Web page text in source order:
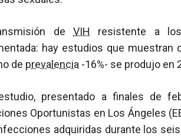
deVIH resistente a
hay estudios que muestran
de prevalencia -16%- se produjo en
presentado a finales de
Oportunistas en Los Ángeles
adquiridas durante los